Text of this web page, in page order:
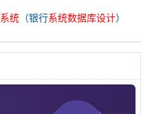
系统 （银行系统数据库设计）